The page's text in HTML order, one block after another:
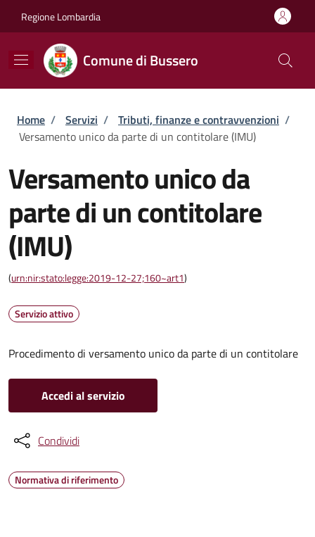
Regione Lombardia
Comune di Bussero
Briciole di pane
Home / Servizi / Tributi, finanze e contravvenzioni /
Versamento unico da parte di un contitolare (IMU)
Versamento unico da
parte di un contitolare
(IMU)
(urn:nir:stato:legge:2019-12-27;160~art1)
Servizio attivo
Procedimento di versamento unico da parte di un contitolare
Accedi al servizio
Condividi
Normativa di riferimento